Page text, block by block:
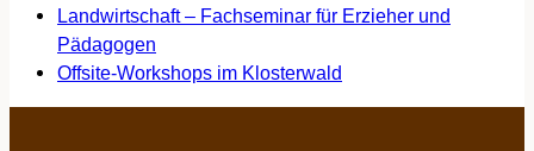
Landwirtschaft – Fachseminar für Erzieher und
Pädagogen
Offsite-Workshops im Klosterwald